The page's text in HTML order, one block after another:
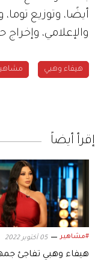
أيضًا، وتوزيع توما،
والإعلامي،
هيفاء وهبي
إقرأ أيضاً
#مشاهير 05 أكتوبر 2022
هيفاء وهبي تفاجئ